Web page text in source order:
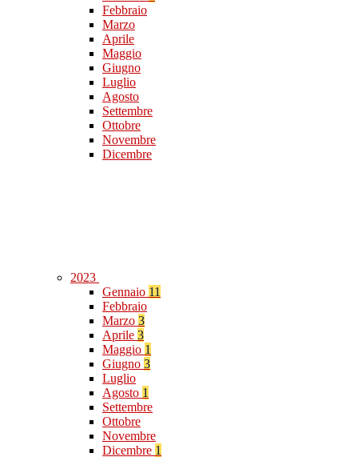
Febbraio
Marzo
Aprile
Maggio
Giugno
Luglio
Agosto
Settembre
Ottobre
Novembre
Dicembre
2023
Gennaio 11
Febbraio
Marzo 3
Aprile 3
Maggio 1
Giugno 3
Luglio
Agosto 1
Settembre
Ottobre
Novembre
Dicembre 1